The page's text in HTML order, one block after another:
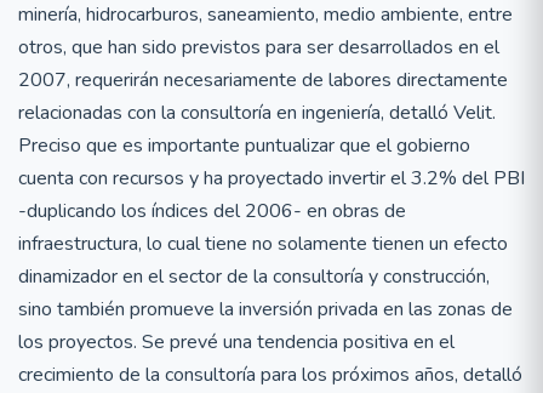
minería, hidrocarburos, saneamiento, medio ambiente, entre
otros, que han sido previstos para ser desarrollados en el
2007, requerirán necesariamente de labores directamente
relacionadas con la consultoría en ingeniería, detalló Velit.
Preciso que es importante puntualizar que el gobierno
cuenta con recursos y ha proyectado invertir el 3.2% del PBI
-duplicando los índices del 2006- en obras de
infraestructura, lo cual tiene no solamente tienen un efecto
dinamizador en el sector de la consultoría y construcción,
sino también promueve la inversión privada en las zonas de
los proyectos. Se prevé una tendencia positiva en el
crecimiento de la consultoría para los próximos años, detalló